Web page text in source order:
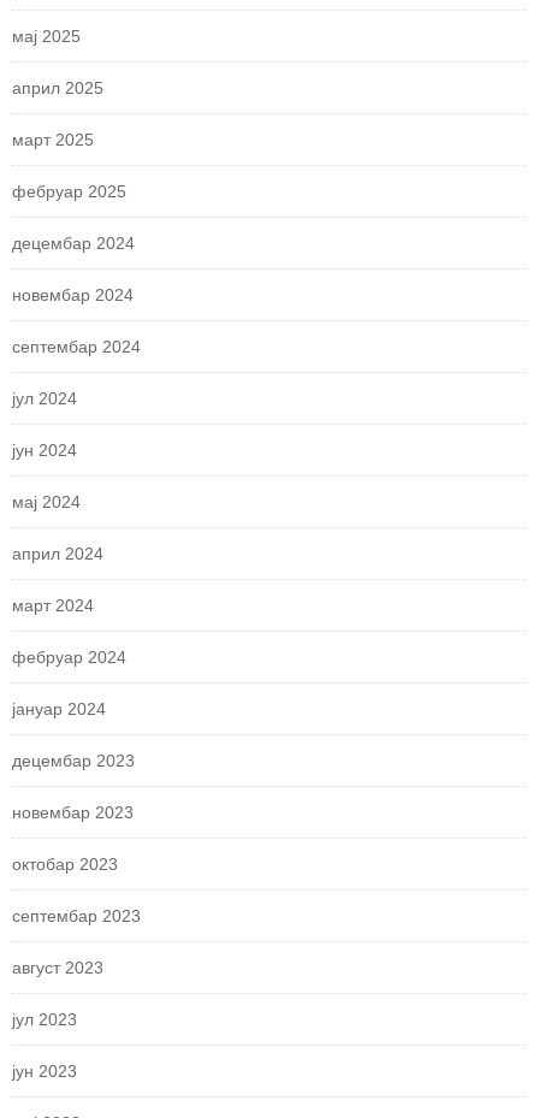
мај 2025
април 2025
март 2025
фебруар 2025
децембар 2024
новембар 2024
септембар 2024
јул 2024
јун 2024
мај 2024
април 2024
март 2024
фебруар 2024
јануар 2024
децембар 2023
новембар 2023
октобар 2023
септембар 2023
август 2023
јул 2023
јун 2023